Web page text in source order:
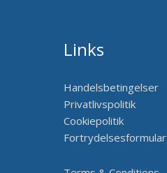
Links
Handelsbetingelser
Privatlivspolitik
Cookiepolitik
Fortrydelsesformular